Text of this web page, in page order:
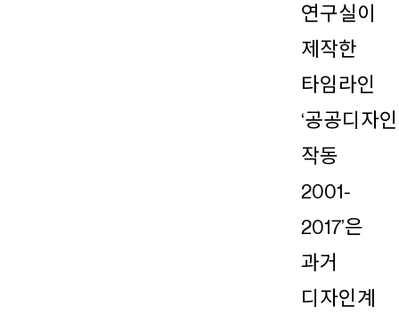
연구실이
제작한
타임라인
‘공공디자
작동
2001-
2017’은
과거
디자인계